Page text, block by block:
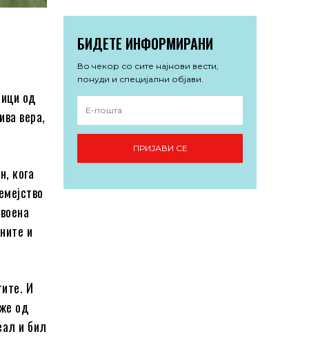
од
вера,
кога
и
И
од
и бил
БИДЕТЕ ИНФОРМИРАНИ
Во чекор со сите најнови вести,
понуди и специјални објави.
ПРИЈАВИ СЕ